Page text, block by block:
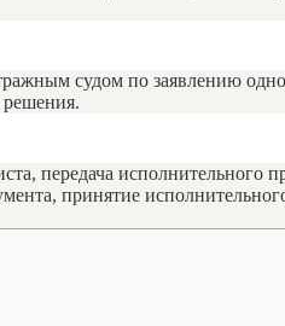
судом по заявлению
решения.
передача исполнительного
принятие